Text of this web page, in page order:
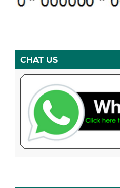
CHAT US